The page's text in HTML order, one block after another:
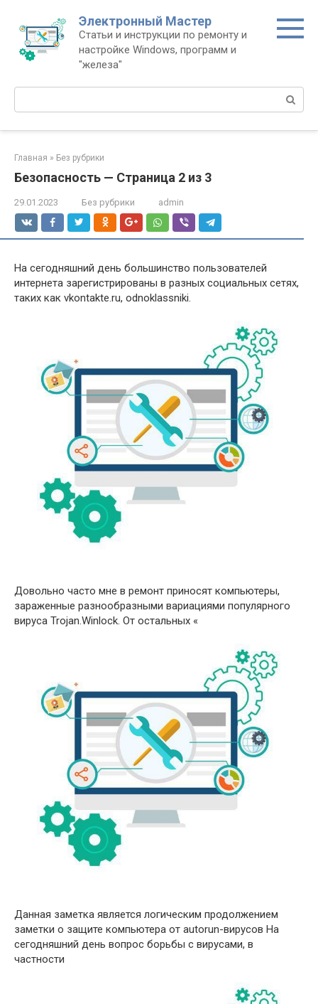
контенту
Электронный Мастер
Статьи и инструкции по ремонту и
настройке Windows, программ и
"железа"
Поиск:
Главная » Без рубрики
Безопасность — Страница 2 из 3
29.01.2023 Без рубрики admin
На сегодняшний день большинство пользователей
интернета зарегистрированы в разных социальных сетях,
таких как vkontakte.ru, odnoklassniki.
Довольно часто мне в ремонт приносят компьютеры,
зараженные разнообразными вариациями популярного
вируса Trojan.Winlock. От остальных «
Данная заметка является логическим продолжением
заметки о защите компьютера от autorun-вирусов На
сегодняшний день вопрос борьбы с вирусами, в
частности